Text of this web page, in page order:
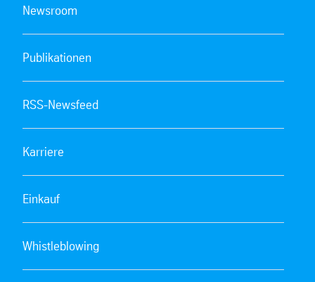
Newsroom
Publikationen
RSS-Newsfeed
Karriere
Einkauf
Whistleblowing